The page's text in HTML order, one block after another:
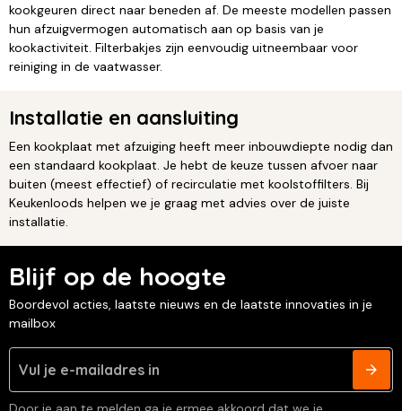
kookgeuren direct naar beneden af. De meeste modellen passen
hun afzuigvermogen automatisch aan op basis van je
kookactiviteit. Filterbakjes zijn eenvoudig uitneembaar voor
reiniging in de vaatwasser.
Installatie en aansluiting
Een kookplaat met afzuiging heeft meer inbouwdiepte nodig dan
een standaard kookplaat. Je hebt de keuze tussen afvoer naar
buiten (meest effectief) of recirculatie met koolstoffilters. Bij
Keukenloods helpen we je graag met advies over de juiste
installatie.
Blijf op de hoogte
Boordevol acties, laatste nieuws en de laatste innovaties in je
mailbox